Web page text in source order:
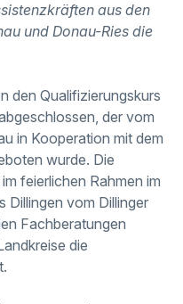
aus den
und Donau-Ries die
den Qualifizierungskurs
der vom
in Kooperation mit dem
wurde. Die
feierlichen Rahmen im
Dillingen vom Dillinger
Fachberatungen
die